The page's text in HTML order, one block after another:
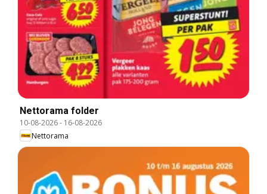
Nettorama folder
10-08-2026- 16-08-2026
Nettorama